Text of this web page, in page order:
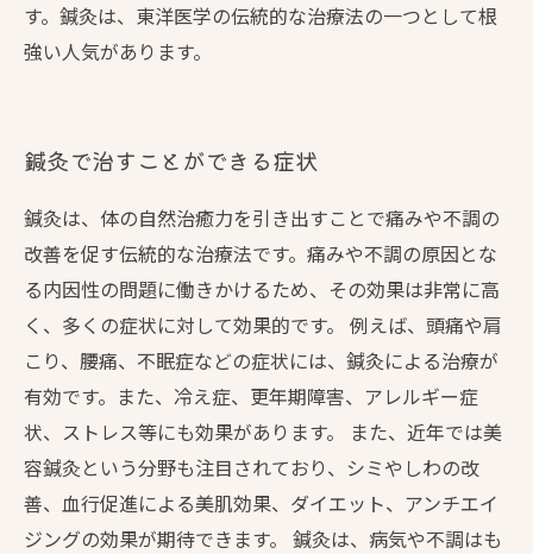
す。鍼灸は、東洋医学の伝統的な治療法の一つとして根
強い人気があります。
鍼灸で治すことができる症状
鍼灸は、体の自然治癒力を引き出すことで痛みや不調の
改善を促す伝統的な治療法です。痛みや不調の原因とな
る内因性の問題に働きかけるため、その効果は非常に高
く、多くの症状に対して効果的です。 例えば、頭痛や肩
こり、腰痛、不眠症などの症状には、鍼灸による治療が
有効です。また、冷え症、更年期障害、アレルギー症
状、ストレス等にも効果があります。 また、近年では美
容鍼灸という分野も注目されており、シミやしわの改
善、血行促進による美肌効果、ダイエット、アンチエイ
ジングの効果が期待できます。 鍼灸は、病気や不調はも